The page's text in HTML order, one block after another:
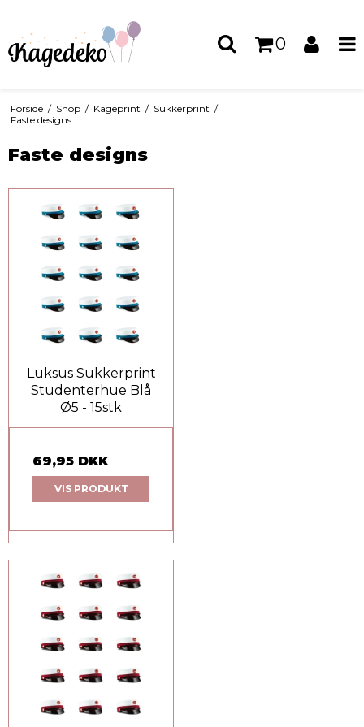
0
Forside / Shop / Kageprint / Sukkerprint /
Faste designs
Faste designs
Luksus Sukkerprint
Studenterhue Blå
Ø5 - 15stk
69,95 DKK
VIS PRODUKT